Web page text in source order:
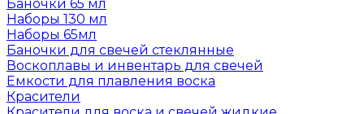
Баночки 65 мл
Наборы 130 мл
Наборы 65мл
Баночки для свечей стеклянные
Воскоплавы и инвентарь для свечей
Емкости для плавления воска
Красители